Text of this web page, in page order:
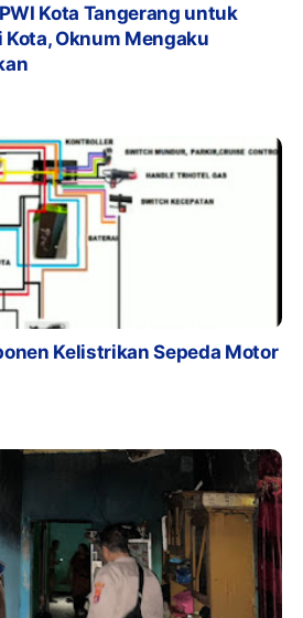
Kota Tangerang untuk
Oknum Mengaku
Kelistrikan Sepeda Motor